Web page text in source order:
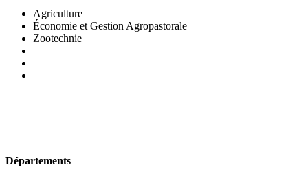
Agriculture
Économie et Gestion Agropastorale
Zootechnie
Départements